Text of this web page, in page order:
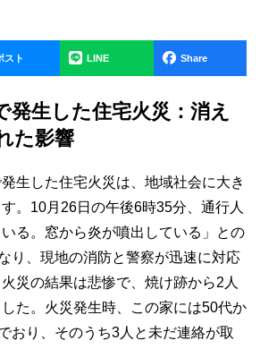
スト LINE Share
発生した住宅火災：消え
た影響
生した住宅火災は、地域社会に大き
。10月26日の午後6時35分、通行人
る。窓から炎が噴出している」との
り、現地の消防と警察が迅速に対応
災の結果は悲惨で、焼け跡から2人
た。火災発生時、この家には50代か
おり、そのうち3人と未だ連絡が取